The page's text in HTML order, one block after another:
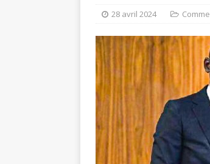
28 avril 2024